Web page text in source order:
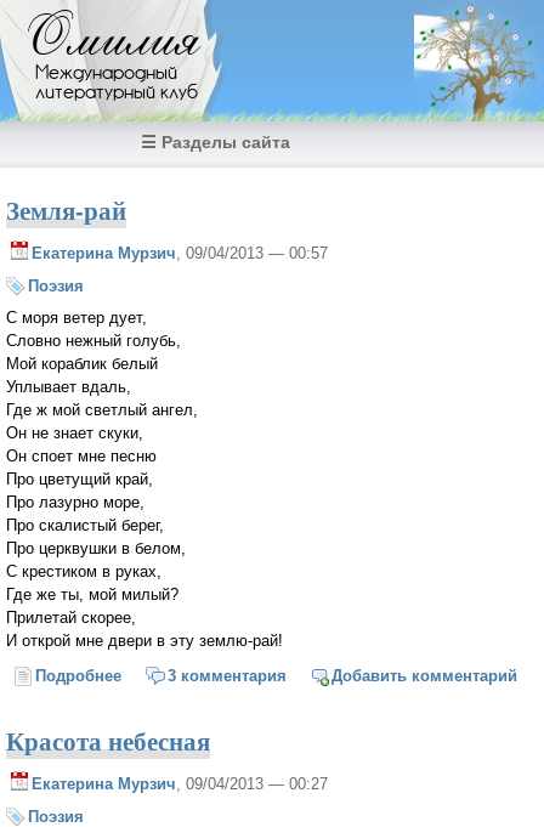
Перейти к основному содержанию
Омилия
Международный
литературный клуб
☰ Разделы сайта
Земля-рай
Екатерина Мурзич , 09/04/2013 — 00:57
Поэзия
С моря ветер дует,
Словно нежный голубь,
Мой кораблик белый
Уплывает вдаль,
Где ж мой светлый ангел,
Он не знает скуки,
Он споет мне песню
Про цветущий край,
Про лазурно море,
Про скалистый берег,
Про церквушки в белом,
С крестиком в руках,
Где же ты, мой милый?
Прилетай скорее,
И открой мне двери в эту землю-рай!
Подробнее о Земля-рай
3 комментария Добавить комментарий
Красота небесная
Екатерина Мурзич , 09/04/2013 — 00:27
Поэзия